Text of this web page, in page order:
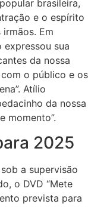
brasileira,
e o espírito
Em
sua
da nossa
o público e os
Atílio
da nossa
momento”.
2025
a supervisão
o DVD “Mete
prevista para